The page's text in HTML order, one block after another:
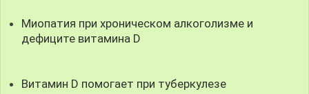
Миопатия при хроническом алкоголизме и
дефиците витамина D
Витамин D помогает при туберкулезе